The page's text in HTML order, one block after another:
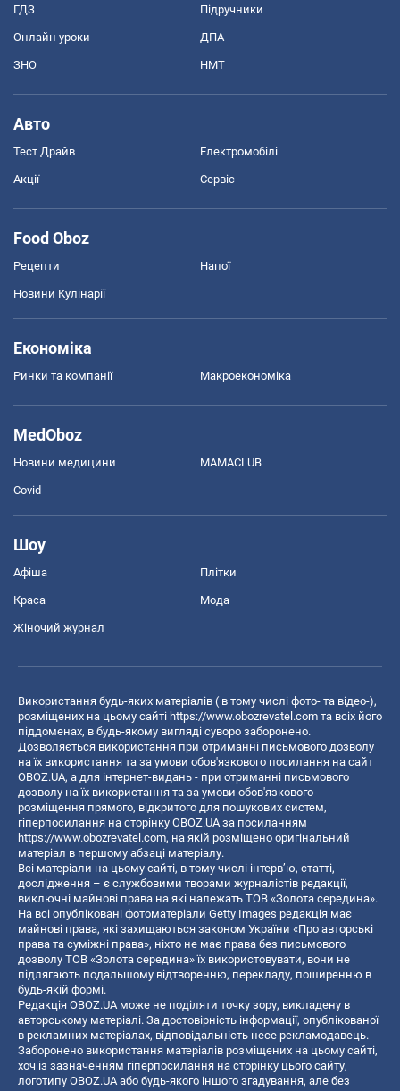
ГДЗ Підручники
Онлайн уроки ДПА
ЗНО НМТ
Авто
Тест Драйв Електромобілі
Акції Сервіс
Food Oboz
Рецепти Напої
Новини Кулінарії
Економіка
Ринки та компанії Макроекономіка
MedOboz
Новини медицини MAMACLUB
Covid
Шоу
Афіша Плітки
Краса Мода
Жіночий журнал
Використання будь-яких матеріалів ( в тому числі фото- та відео-),
розміщених на цьому сайті https://www.obozrevatel.com та всіх його
піддоменах, в будь-якому вигляді суворо заборонено.
Дозволяється використання при отриманні письмового дозволу
на їх використання та за умови обов'язкового посилання на сайт
OBOZ.UA, а для інтернет-видань - при отриманні письмового
дозволу на їх використання та за умови обов'язкового
розміщення прямого, відкритого для пошукових систем,
гіперпосилання на сторінку OBOZ.UA за посиланням
https://www.obozrevatel.com, на якій розміщено оригінальний
матеріал в першому абзаці матеріалу.
Всі матеріали на цьому сайті, в тому числі інтерв’ю, статті,
дослідження – є службовими творами журналістів редакції,
виключні майнові права на які належать ТОВ «Золота середина».
На всі опубліковані фотоматеріали Getty Images редакція має
майнові права, які захищаються законом України «Про авторські
права та суміжні права», ніхто не має права без письмового
дозволу ТОВ «Золота середина» їх використовувати, вони не
підлягають подальшому відтворенню, перекладу, поширенню в
будь-якій формі.
Редакція OBOZ.UA може не поділяти точку зору, викладену в
авторському матеріалі. За достовірність інформації, опублікованої
в рекламних матеріалах, відповідальність несе рекламодавець.
Заборонено використання матеріалів розміщених на цьому сайті,
хоч із зазначенням гіперпосилання на сторінку цього сайту,
логотипу OBOZ.UA або будь-якого іншого згадування, але без